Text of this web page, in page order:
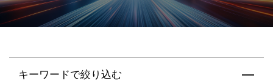
キーワードで絞り込む